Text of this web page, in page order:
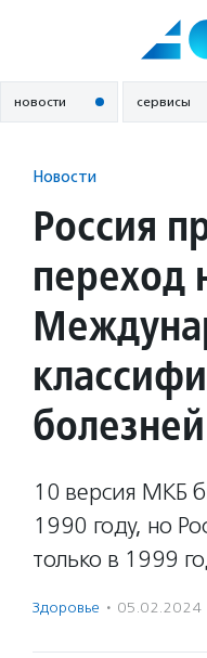
новости сервисы
Новости
Россия
переход
болезней
10 версия МКБ
1990 году, но
только в 1999
Здоровье · 05.02.2024